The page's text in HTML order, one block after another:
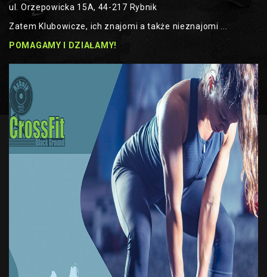
ul. Orzepowicka 15A, 44-217 Rybnik
Zatem Klubowicze, ich znajomi a także nieznajomi ...
POMAGAMY I DZIAŁAMY!